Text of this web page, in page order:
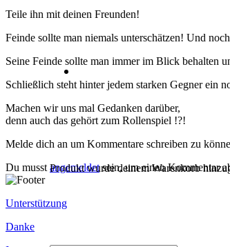
Produktwurde deinem Warenkorb
Teile ihn mit deinen Freunden!
Feinde sollte man niemals unterschätzen! Und
Seine Feinde sollte man immer im Blick behalten
Schließlich steht hinter jedem starken Gegner ein
Machen wir uns mal Gedanken darüber,
denn auch das gehört zum Rollenspiel !?!
Melde dich an um Kommentare schreiben zu
Du musst angemeldetsein, um einen Kommentar
Unterstützung
Danke